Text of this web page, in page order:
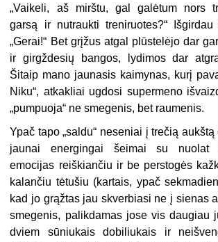
„Vaikeli, aš mirštu, gal galėtum nors
garsą ir nutraukti treniruotes?“
„Gerai!“ Bet grįžus atgal plūstelėjo dar
ir girgždesių bangos, lydimos dar
Šitaip mano jaunasis kaimynas, kurį
Niku“, atkakliai ugdosi supermeno
„pumpuoja“ ne smegenis, bet raumenis.
Ypač tapo „saldu“ neseniai į trečią
jaunai energingai šeimai su nuolat
emocijas reiškiančiu ir be perstogės
kalančiu tėtušiu (kartais, ypač
kad jo grąžtas jau skverbiasi ne į sienas
smegenis, palikdamas jose vis daugiau
dviem sūniukais dobiliukais ir